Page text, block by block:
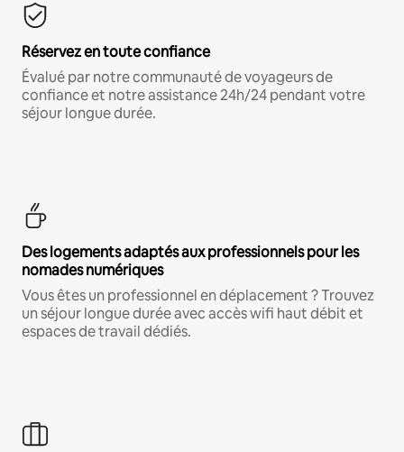
Réservez en toute confiance
Évalué par notre communauté de voyageurs de
confiance et notre assistance 24h/24 pendant votre
séjour longue durée.
Des logements adaptés aux professionnels pour les
nomades numériques
Vous êtes un professionnel en déplacement ? Trouvez
un séjour longue durée avec accès wifi haut débit et
espaces de travail dédiés.